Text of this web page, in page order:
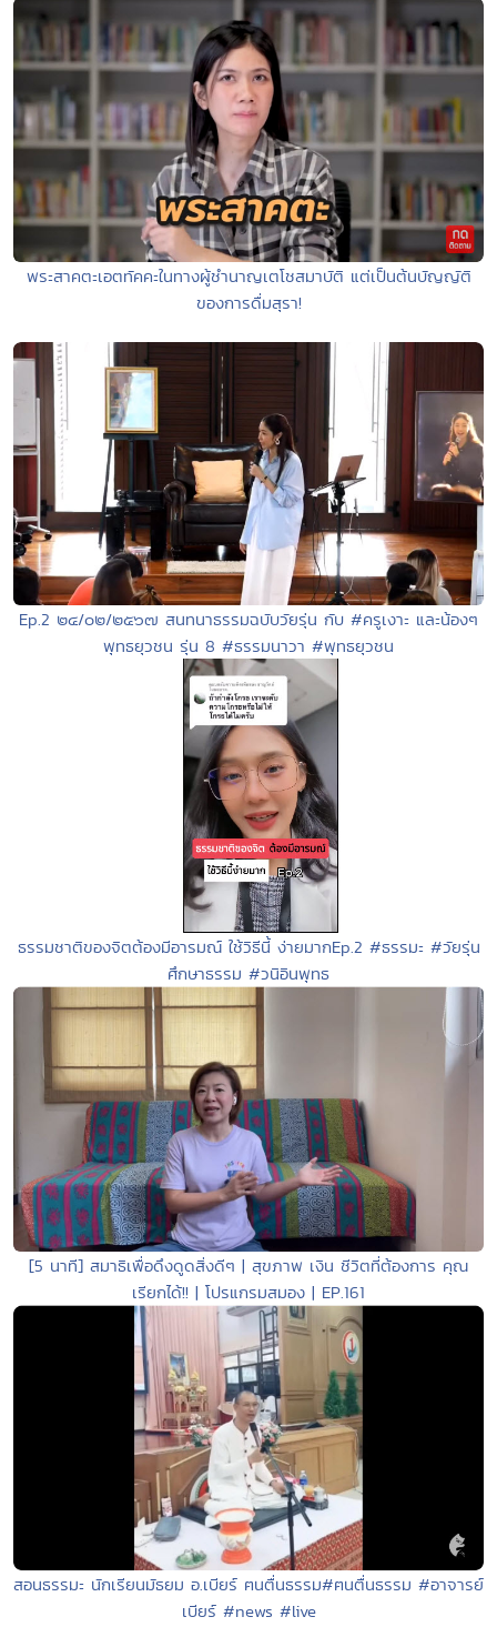
พระสาคตะเอตทัคคะในทางผู้ชำนาญเตโชสมาบัติ แต่เป็นต้นบัญญัติ
ของการดื่มสุรา!
Ep.2 ๒๔/๐๒/๒๕๖๗ สนทนาธรรมฉบับวัยรุ่น กับ #ครูเงาะ และน้องๆ
พุทธยุวชน รุ่น 8 #ธรรมนาวา #พุทธยุวชน
ธรรมชาติของจิตต้องมีอารมณ์ ใช้วิธีนี้ ง่ายมากEp.2 #ธรรมะ #วัยรุ่น
ศึกษาธรรม #วนิอินพุทธ
[5 นาที] สมาธิเพื่อดึงดูดสิ่งดีๆ | สุขภาพ เงิน ชีวิตที่ต้องการ คุณ
เรียกได้!! | โปรแกรมสมอง | EP.161
สอนธรรมะ นักเรียนมัธยม อ.เบียร์ ฅนตื่นธรรม#ฅนตื่นธรรม #อาจารย์
เบียร์ #news #live